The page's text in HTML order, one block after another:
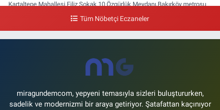
Kartaltepe Mahallesi Filiz Sokak 10 Özgürlük Meydanı,Bakırköy metrosu
Yeşilköy Mahallesi Doğruyol Sokak 7 A Dürümcü Baba'nın Bir Alt
0 (212) 663 11 97
Tüm Nöbetçi Eczaneler
miragundemcom, yepyeni temasıyla sizleri buluştururken,
sadelik ve modernizmi bir araya getiriyor. Şatafattan kaçınıyor